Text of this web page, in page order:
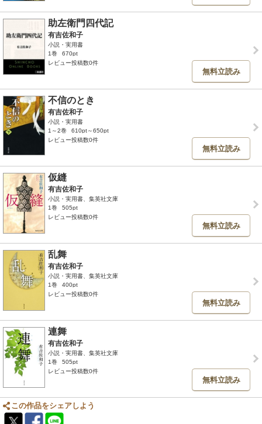
助左衛門四代記
有吉佐和子
小説・実用書
1巻
670pt
レビュー投稿数0件
無料立読み
不信のとき
有吉佐和子
小説・実用書
1～2巻
610pt～650pt
レビュー投稿数0件
無料立読み
仮縫
有吉佐和子
小説・実用書、集英社文庫
1巻
505pt
レビュー投稿数0件
無料立読み
乱舞
有吉佐和子
小説・実用書、集英社文庫
1巻
400pt
レビュー投稿数0件
無料立読み
連舞
有吉佐和子
小説・実用書、集英社文庫
1巻
505pt
レビュー投稿数0件
無料立読み
この作品をシェアしよう